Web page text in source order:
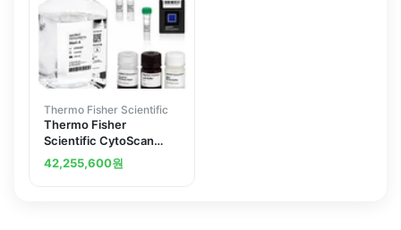
Thermo Fisher Scientific
Thermo Fisher
Scientific CytoScan
750K Accel Kit Plus 96
42,255,600원